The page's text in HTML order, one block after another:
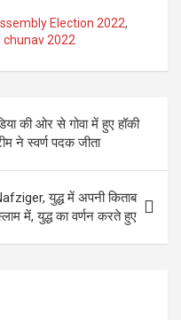
Election 2022,
2022
की ओर से गोवा में हुए हॉकी
ने स्वर्ण पदक जीता
युद्ध में अपनी किताब
में, युद्ध का वर्णन करते हुए